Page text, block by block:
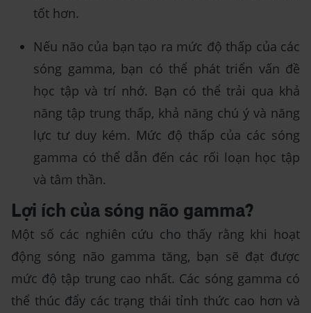
tốt hơn.
Nếu não của bạn tạo ra mức độ thấp của các
sóng gamma, bạn có thể phát triển vấn đề
học tập và trí nhớ. Bạn có thể trải qua khả
năng tập trung thấp, khả năng chú ý và năng
lực tư duy kém. Mức độ thấp của các sóng
gamma có thể dẫn đến các rối loạn học tập
và tâm thần.
Lợi ích của sóng não gamma?
Một số các nghiên cứu cho thấy rằng khi hoạt
động sóng não gamma tăng, bạn sẽ đạt được
mức độ tập trung cao nhất. Các sóng gamma có
thể thúc đẩy các trạng thái tỉnh thức cao hơn và